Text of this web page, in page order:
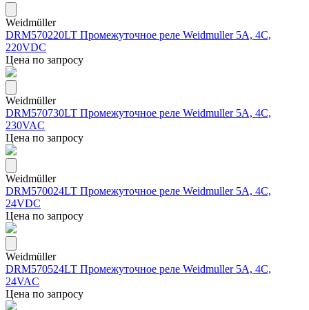
Weidmüller
DRM570220LT Промежуточное реле Weidmuller 5А, 4С,
220VDC
Цена по запросу
Weidmüller
DRM570730LT Промежуточное реле Weidmuller 5А, 4С,
230VAC
Цена по запросу
Weidmüller
DRM570024LT Промежуточное реле Weidmuller 5А, 4С,
24VDC
Цена по запросу
Weidmüller
DRM570524LT Промежуточное реле Weidmuller 5А, 4С,
24VAC
Цена по запросу